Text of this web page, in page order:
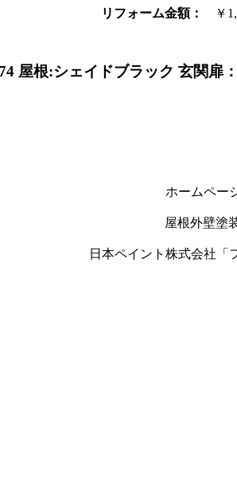
リフォーム金額：
￥
屋根:シェイドブラック 玄関扉
ホームペー
屋根外壁塗
日本ペイント株式会社「